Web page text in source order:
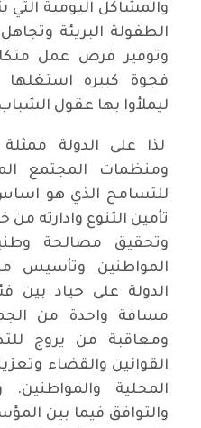
والمشاكل اليومية التي
الطفولة البريئة
وتوفير فرص عمل
فجوة كبيره
ليملأوا بها عقول
لذا على الدولة
ومنظمات المجتمع
للتسامح الذي هو
تأمين التنوع وادارته
وتحقيق مصالحة
المواطنين وتأسيس
الدولة على حياد بين
مسافة واحدة من
ومعاقبة من يروج
القوانين والقضاء
المحلية
والتوافق فيما بين